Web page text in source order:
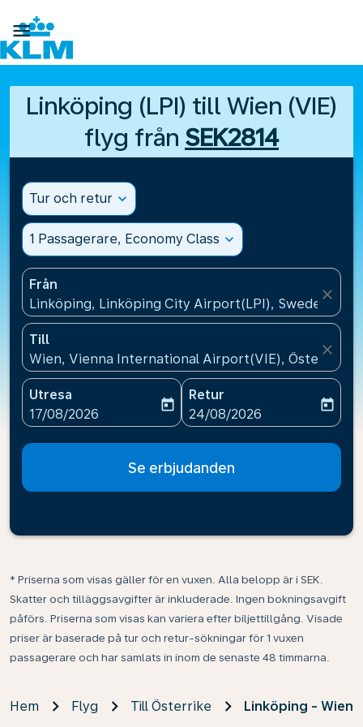

Linköping (LPI) till Wien (VIE)
flyg från SEK2814
Tur och retur expand_more
1 Passagerare, Economy Class expand_more
Från
Linköping, Linköping City Airport(LPI), Sweden
close
Till
Wien, Vienna International Airport(VIE), Österrike
close
Utresa
fc-booking-departure-date-aria-label
17/08/2026
today
Retur
fc-booking-return-date-
24/08/2026
today
Se erbjudanden
* Priserna som visas gäller för en vuxen. Alla belopp är i SEK.
Skatter och tilläggsavgifter är inkluderade. Ingen bokningsavgift
påförs. Priserna som visas kan variera efter biljettillgång. Visade
priser är baserade på tur och retur-sökningar för 1 vuxen
passagerare och har samlats in inom de senaste 48 timmarna.
Hem Flyg Till Österrike Linköping - Wien